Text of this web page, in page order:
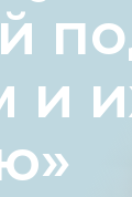
и